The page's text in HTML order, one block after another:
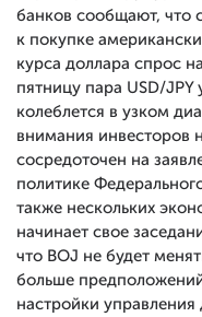
банков сообщают, что
к покупке
курса доллара спрос
пятницу пара USD/JPY
колеблется в узком
внимания инвесторов
сосредоточен на
политике
также нескольких
начинает свое
что BOJ не будет
больше
настройки